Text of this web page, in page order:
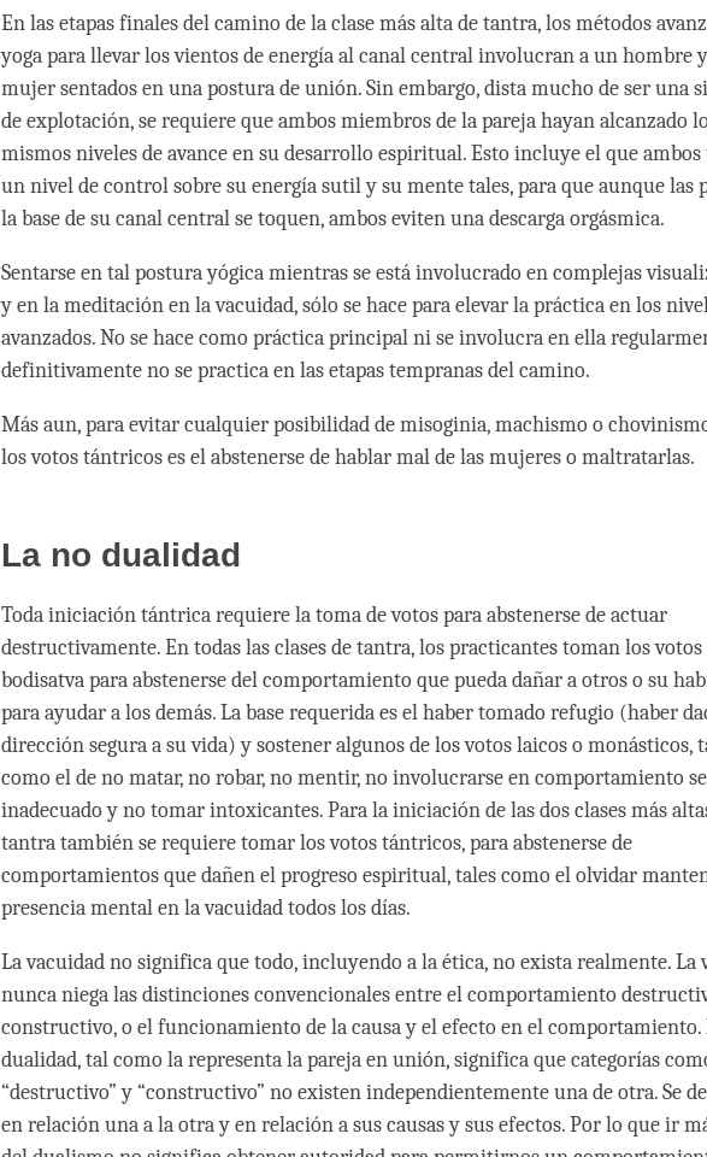
En las etapas finales del camino de la clase más alta de tantra, los métodos
yoga para llevar los vientos de energía al canal central involucran a un hombre
mujer sentados en una postura de unión. Sin embargo, dista mucho de ser una
de explotación, se requiere que ambos miembros de la pareja hayan alcanzado
mismos niveles de avance en su desarrollo espiritual. Esto incluye el que ambos
un nivel de control sobre su energía sutil y su mente tales, para que aunque las
la base de su canal central se toquen, ambos eviten una descarga orgásmica.
Sentarse en tal postura yógica mientras se está involucrado en complejas
y en la meditación en la vacuidad, sólo se hace para elevar la práctica en los
avanzados. No se hace como práctica principal ni se involucra en ella
definitivamente no se practica en las etapas tempranas del camino.
Más aun, para evitar cualquier posibilidad de misoginia, machismo o
los votos tántricos es el abstenerse de hablar mal de las mujeres o maltratarlas.
La no dualidad
Toda iniciación tántrica requiere la toma de votos para abstenerse de actuar
destructivamente. En todas las clases de tantra, los practicantes toman los votos
bodisatva para abstenerse del comportamiento que pueda dañar a otros o su
para ayudar a los demás. La base requerida es el haber tomado refugio (haber
dirección segura a su vida) y sostener algunos de los votos laicos o monásticos,
como el de no matar, no robar, no mentir, no involucrarse en comportamiento
inadecuado y no tomar intoxicantes. Para la iniciación de las dos clases más
tantra también se requiere tomar los votos tántricos, para abstenerse de
comportamientos que dañen el progreso espiritual, tales como el olvidar
presencia mental en la vacuidad todos los días.
La vacuidad no significa que todo, incluyendo a la ética, no exista realmente. La
nunca niega las distinciones convencionales entre el comportamiento
constructivo, o el funcionamiento de la causa y el efecto en el comportamiento.
dualidad, tal como la representa la pareja en unión, significa que categorías
“destructivo” y “constructivo” no existen independientemente una de otra. Se
en relación una a la otra y en relación a sus causas y sus efectos. Por lo que ir